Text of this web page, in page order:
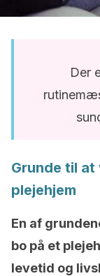
Der
Grunde til
plejehjem
En af
bo på et
levetid og